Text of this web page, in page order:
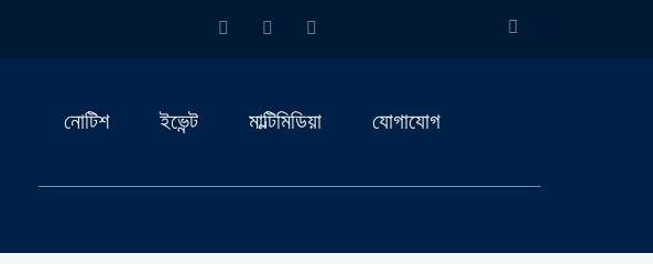
নোটিশ ইভেন্ট মাল্টিমিডিয়া যোগাযোগ